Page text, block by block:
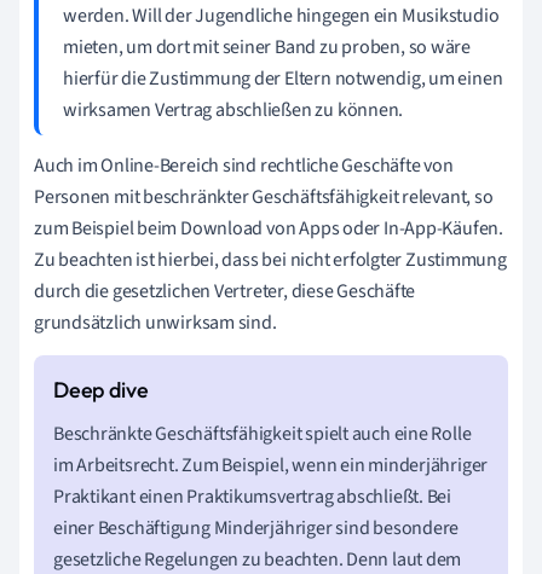
werden. Will der Jugendliche hingegen ein Musikstudio
mieten, um dort mit seiner Band zu proben, so wäre
hierfür die Zustimmung der Eltern notwendig, um einen
wirksamen Vertrag abschließen zu können.
Auch im Online-Bereich sind rechtliche Geschäfte von
Personen mit beschränkter Geschäftsfähigkeit relevant, so
zum Beispiel beim Download von Apps oder In-App-Käufen.
Zu beachten ist hierbei, dass bei nicht erfolgter Zustimmung
durch die gesetzlichen Vertreter, diese Geschäfte
grundsätzlich unwirksam sind.
Beschränkte Geschäftsfähigkeit spielt auch eine Rolle
im Arbeitsrecht. Zum Beispiel, wenn ein minderjähriger
Praktikant einen Praktikumsvertrag abschließt. Bei
einer Beschäftigung Minderjähriger sind besondere
gesetzliche Regelungen zu beachten. Denn laut dem